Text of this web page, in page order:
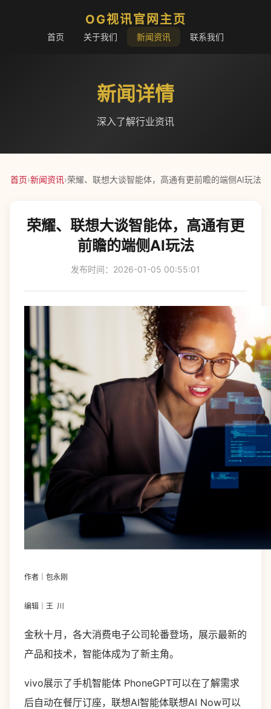
OG视讯官网主页
首页 关于我们 新闻资讯 联系我们
新闻详情
深入了解行业资讯
首页›新闻资讯›荣耀、联想大谈智能体，高通有更前瞻的端侧AI玩法
荣耀、联想大谈智能体，高通有更
前瞻的端侧AI玩法
发布时间：2026-01-05 00:55:01
作者｜包永刚
编辑｜王 川
金秋十月，各大消费电子公司轮番登场，展示最新的
产品和技术，智能体成为了新主角。
vivo展示了手机智能体 PhoneGPT可以在了解需求
后自动在餐厅订座，联想AI智能体联想AI Now可以